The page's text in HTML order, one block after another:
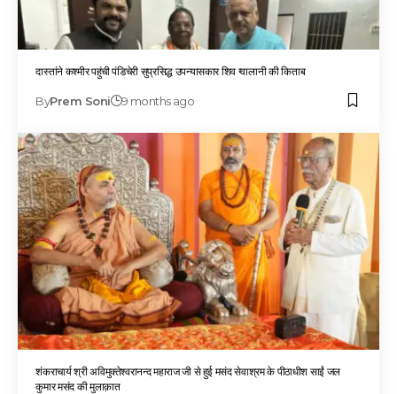
दास्तांने कश्मीर पहुंची पंडिचेरी सुप्रसिद्ध उपन्यासकार शिव ग्वालानी की किताब
ByPrem Soni 9 months ago
शंकराचार्य श्री अविमुक्तेश्वरानन्द महाराज जी से हुई मसंद सेवाश्रम के पीठाधीश साईं जल
कुमार मसंद की मुलाक़ात